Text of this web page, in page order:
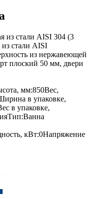
из стали AISI 304 (3
стали AISI
из нержавеющей
плоский 50 мм, двери
мм:850Вес,
в упаковке,
в упаковке,
Тип:Ванна
кВт:0Напряжение